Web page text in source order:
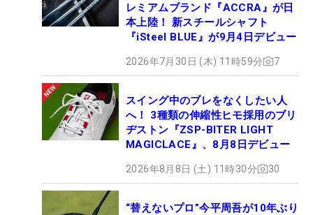
レミアムブランド『ACCRA』が日
本上陸！ 新スチールシャフト
『iSteel BLUE』が9月4日デビュー
2026年7月30日 (木) 11時59分 7
スイング中のブレをなくしたい人
へ！ 3種類の伸縮性ヒモ採用のブリ
ヂストン『ZSP-BITER LIGHT
MAGICLACE』、8月8日デビュー
2026年8月8日 (土) 11時30分 30
“替えないプロ”今平周吾が10年ぶり